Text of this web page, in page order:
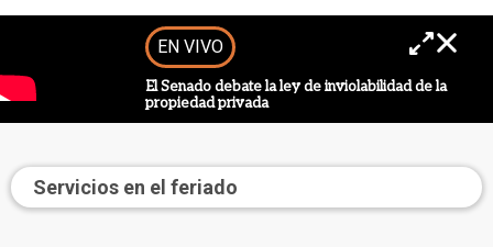
EN VIVO
El Senado debate la ley de inviolabilidad de la
propiedad privada
Servicios en el feriado